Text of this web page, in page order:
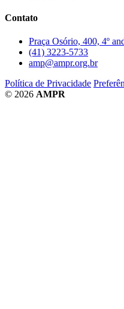
Contato
Praça Osório, 400, 4º
(41) 3223-5733
amp@ampr.org.br
Política de Privacidade
© 2026 AMPR